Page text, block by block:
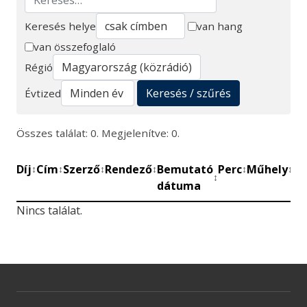
Keresés
Keresés helye
van hang
van összefoglaló
Régió
Évtized
Keresés / szűrés
Összes találat: 0. Megjelenítve: 0.
Díj↕Cím↕Szerző↕Rendező↕Bemutató
dátuma
↕
Perc↕Műhely↕
Nincs találat.